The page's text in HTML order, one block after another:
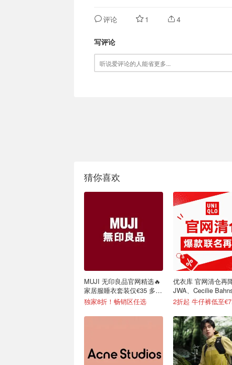
评论 1 4
写评论
猜你喜欢
MUJI 无印良品官网精选🔥
家居服睡衣套装仅€35 多色
可选
独家8折！畅销区任选
优衣库 官网清仓再
JWA、Cecilie
米菲兔等联名
2折起 牛仔裤低至